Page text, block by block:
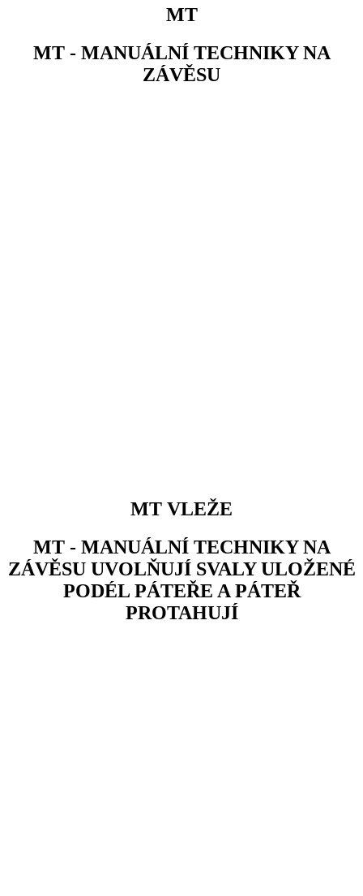
MT
MT - MANUÁLNÍ TECHNIKY NA
ZÁVĚSU
MT VLEŽE
MT - MANUÁLNÍ TECHNIKY NA
ZÁVĚSU UVOLŇUJÍ SVALY ULOŽENÉ
PODÉL PÁTEŘE A PÁTEŘ
PROTAHUJÍ